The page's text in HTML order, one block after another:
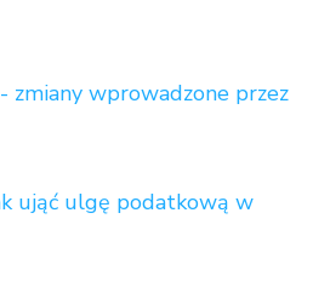
zmiany wprowadzone przez
ująć ulgę podatkową w